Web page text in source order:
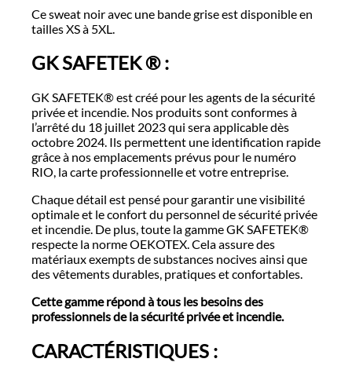
Ce sweat noir avec une bande grise est disponible en
tailles XS à 5XL.
GK SAFETEK ® :
GK SAFETEK® est créé pour les agents de la sécurité
privée et incendie. Nos produits sont conformes à
l’arrêté du 18 juillet 2023 qui sera applicable dès
octobre 2024. Ils permettent une identification rapide
grâce à nos emplacements prévus pour le numéro
RIO, la carte professionnelle et votre entreprise.
Chaque détail est pensé pour garantir une visibilité
optimale et le confort du personnel de sécurité privée
et incendie. De plus, toute la gamme GK SAFETEK®
respecte la norme OEKOTEX. Cela assure des
matériaux exempts de substances nocives ainsi que
des vêtements durables, pratiques et confortables.
Cette gamme répond à tous les besoins des
professionnels de la sécurité privée et incendie.
CARACTÉRISTIQUES :